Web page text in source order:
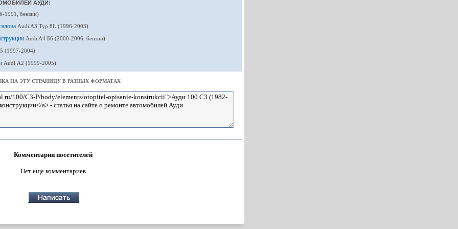
АУДИ:
1991, бензин)
Audi A3 Typ 8L (1996-2003)
Audi A4 Б6 (2000-2006, бензин)
(1997-2004)
Audi А2 (1999-2005)
НА ЭТУ СТРАНИЦУ В РАЗНЫХ ФОРМАТАХ
Комментарии посетителей
Нет еще комментариев